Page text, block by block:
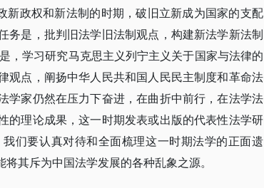
新政权和新法制的时期，破旧立新成为国家的支配
务是，批判旧法学旧法制观点，构建新法学新法制
，学习研究马克思主义列宁主义关于国家与法律的
观点，阐扬中华人民共和国人民民主制度和革命法
学家仍然在压力下奋进，在曲折中前行，在法学法
的理论成果，这一时期发表或出版的代表性法学研
们要认真对待和全面梳理这一时期法学的正面遗
其斥为中国法学发展的各种乱象之源。